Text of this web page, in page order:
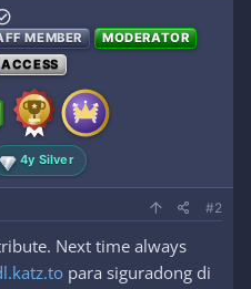
MEMBER
MODERATOR
ACCESS
4y Silver
#2
Next time always
para siguradong di